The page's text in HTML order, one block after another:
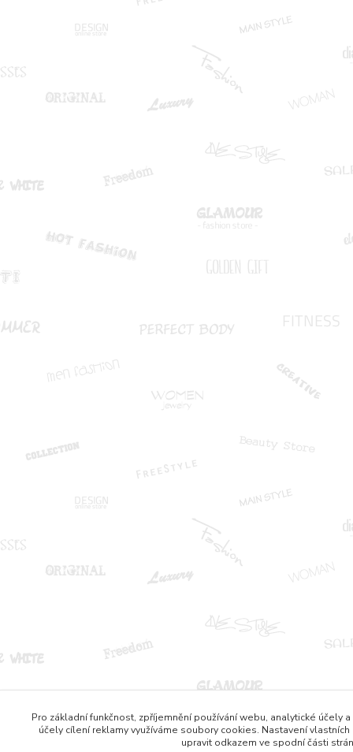
Pro základní funkčnost, zpříjemnění používání webu, analytické účely
účely cílení reklamy využíváme soubory cookies. Nastavení
upravit odkazem ve spodní části